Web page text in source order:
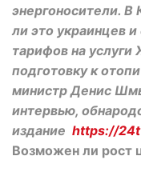
энергоносители. В
ли это украинцев и
тарифов на
подготовку к
министр Денис
интервью,
издание https://
Возможен ли рост